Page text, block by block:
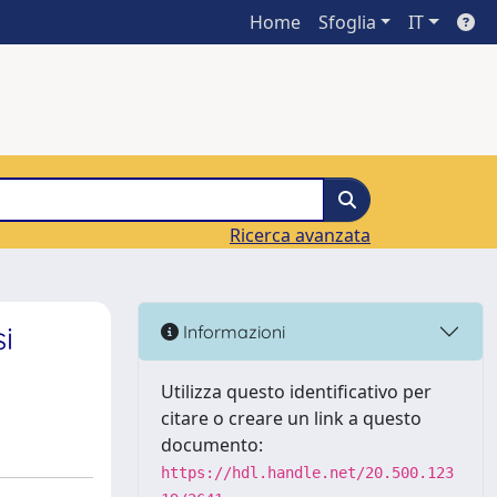
Home Sfoglia IT
Ricerca avanzata
Informazioni
Utilizza questo identificativo per
citare o creare un link a questo
documento:
https://hdl.handle.net/20.500.123